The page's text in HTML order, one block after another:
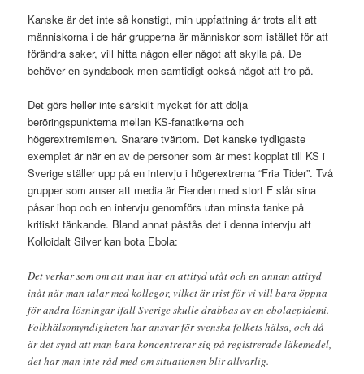
Kanske är det inte så konstigt, min uppfattning är trots allt att
människorna i de här grupperna är människor som istället för att
förändra saker, vill hitta någon eller något att skylla på. De
behöver en syndabock men samtidigt också något att tro på.
Det görs heller inte särskilt mycket för att dölja
beröringspunkterna mellan KS-fanatikerna och
högerextremismen. Snarare tvärtom. Det kanske tydligaste
exemplet är när en av de personer som är mest kopplat till KS i
Sverige ställer upp på en intervju i högerextrema “Fria Tider”. Två
grupper som anser att media är Fienden med stort F slår sina
påsar ihop och en intervju genomförs utan minsta tanke på
kritiskt tänkande. Bland annat påstås det i denna intervju att
Kolloidalt Silver kan bota Ebola:
Det verkar som om att man har en attityd utåt och en annan attityd
inåt när man talar med kollegor, vilket är trist för vi vill bara öppna
för andra lösningar ifall Sverige skulle drabbas av en ebolaepidemi.
Folkhälsomyndigheten har ansvar för svenska folkets hälsa, och då
är det synd att man bara koncentrerar sig på registrerade läkemedel,
det har man inte råd med om situationen blir allvarlig.